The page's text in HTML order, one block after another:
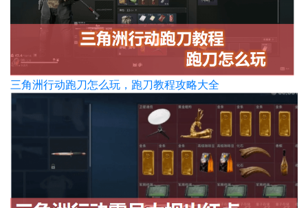
三角洲行动跑刀怎么玩，跑刀教程攻略大全